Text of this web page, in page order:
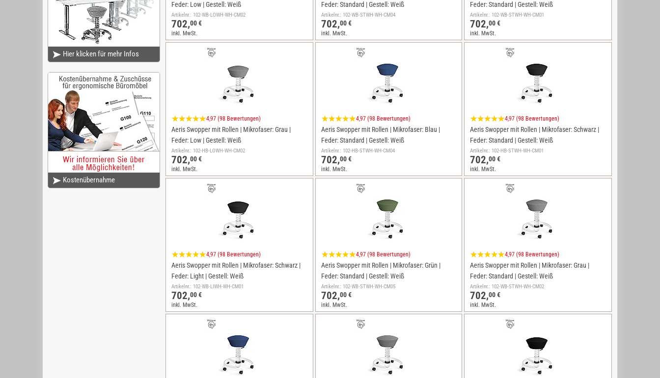
Hier klicken für mehr Infos
Kostenübernahme
Feder: Low | Gestell: Weiß
Artikelnr.: 102-WB-LOWH-WH-CM02
702,00 €
inkl. MwSt.
Feder: Standard | Gestell: Weiß
Artikelnr.: 102-WB-STWH-WH-CM04
702,00 €
inkl. MwSt.
Feder: Standard | Gestell: Weiß
Artikelnr.: 102-WB-STWH-WH-CM01
702,00 €
inkl. MwSt.
4,97 (98 Bewertungen)
Aeris Swopper mit Rollen | Mikrofaser: Grau |
Feder: Low | Gestell: Weiß
Artikelnr.: 102-HB-LOWH-WH-CM02
702,00 €
inkl. MwSt.
4,97 (98 Bewertungen)
Aeris Swopper mit Rollen | Mikrofaser: Blau |
Feder: Standard | Gestell: Weiß
Artikelnr.: 102-HB-STWH-WH-CM04
702,00 €
inkl. MwSt.
4,97 (98 Bewertungen)
Aeris Swopper mit Rollen | Mikrofaser: Schwarz |
Feder: Standard | Gestell: Weiß
Artikelnr.: 102-HB-STWH-WH-CM01
702,00 €
inkl. MwSt.
4,97 (98 Bewertungen)
Aeris Swopper mit Rollen | Mikrofaser: Schwarz |
Feder: Light | Gestell: Weiß
Artikelnr.: 102-WB-LIWH-WH-CM01
702,00 €
inkl. MwSt.
4,97 (98 Bewertungen)
Aeris Swopper mit Rollen | Mikrofaser: Grün |
Feder: Standard | Gestell: Weiß
Artikelnr.: 102-WB-STWH-WH-CM05
702,00 €
inkl. MwSt.
4,97 (98 Bewertungen)
Aeris Swopper mit Rollen | Mikrofaser: Grau |
Feder: Standard | Gestell: Weiß
Artikelnr.: 102-WB-STWH-WH-CM02
702,00 €
inkl. MwSt.